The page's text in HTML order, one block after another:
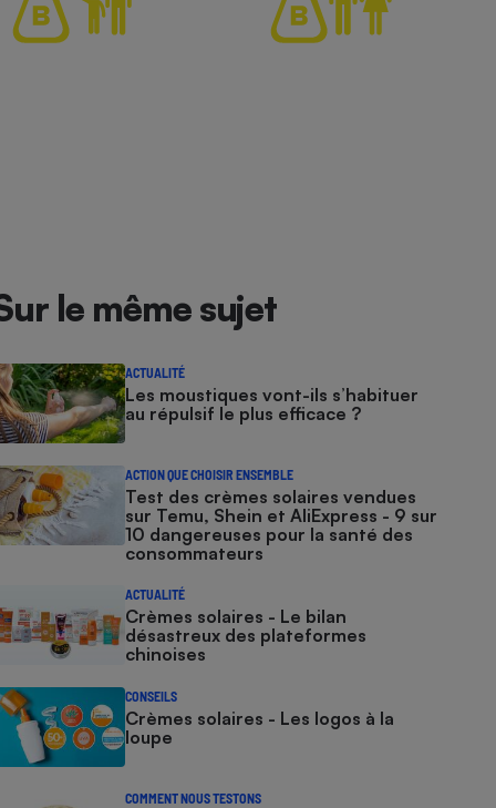
le même sujet
ACTUALITÉ
Les moustiques vont-ils s’habituer
au répulsif le plus efficace ?
ACTION QUE CHOISIR ENSEMBLE
Test des crèmes solaires vendues
sur Temu, Shein et AliExpress - 9 sur
10 dangereuses pour la santé des
consommateurs
ACTUALITÉ
Crèmes solaires - Le bilan
désastreux des plateformes
chinoises
CONSEILS
Crèmes solaires - Les logos à la
loupe
COMMENT NOUS TESTONS